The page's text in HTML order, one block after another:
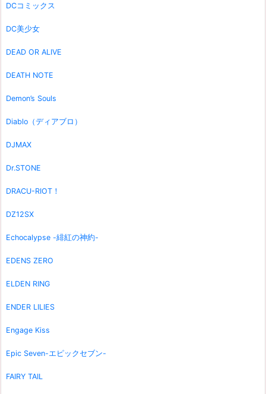
DCコミックス
DC美少女
DEAD OR ALIVE
DEATH NOTE
Demon’s Souls
Diablo（ディアブロ）
DJMAX
Dr.STONE
DRACU-RIOT！
DZ12SX
Echocalypse -緋紅の神約-
EDENS ZERO
ELDEN RING
ENDER LILIES
Engage Kiss
Epic Seven-エピックセブン-
FAIRY TAIL